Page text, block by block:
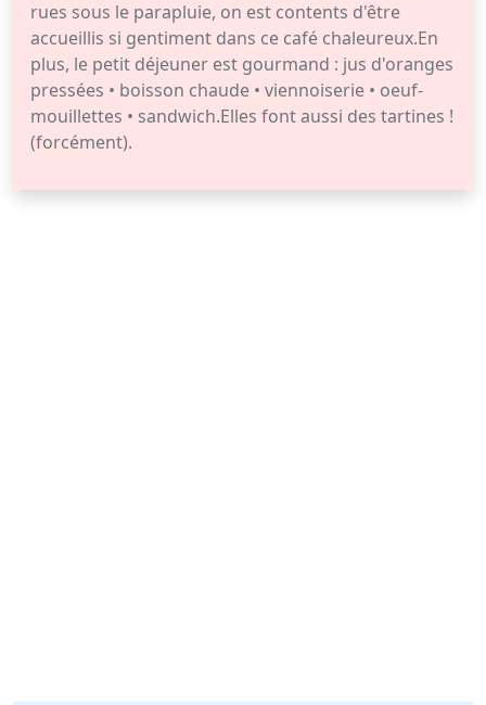
rues sous le parapluie, on est contents d'être
accueillis si gentiment dans ce café chaleureux.En
plus, le petit déjeuner est gourmand : jus d'oranges
pressées • boisson chaude • viennoiserie • oeuf-
mouillettes • sandwich.Elles font aussi des tartines !
(forcément).